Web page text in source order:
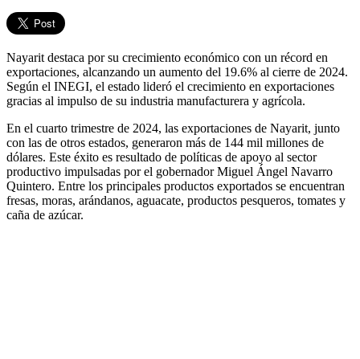
Nayarit destaca por su crecimiento económico con un récord en
exportaciones, alcanzando un aumento del 19.6% al cierre de 2024.
Según el INEGI, el estado lideró el crecimiento en exportaciones
gracias al impulso de su industria manufacturera y agrícola.
En el cuarto trimestre de 2024, las exportaciones de Nayarit, junto
con las de otros estados, generaron más de 144 mil millones de
dólares. Este éxito es resultado de políticas de apoyo al sector
productivo impulsadas por el gobernador Miguel Ángel Navarro
Quintero. Entre los principales productos exportados se encuentran
fresas, moras, arándanos, aguacate, productos pesqueros, tomates y
caña de azúcar.